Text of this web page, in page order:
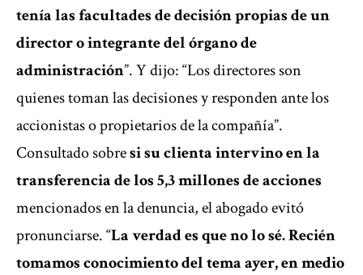
tenía las facultades de decisión propias de un
director o integrante del órgano de
administración”. Y dijo: “Los directores son
quienes toman las decisiones y responden ante los
accionistas o propietarios de la compañía”.
Consultado sobresi su clienta intervino en la
transferencia de los 5,3 millones de acciones
mencionados en la denuncia, el abogado evitó
pronunciarse. “La verdad es que no lo sé. Recién
tomamos conocimiento del tema ayer, en medio